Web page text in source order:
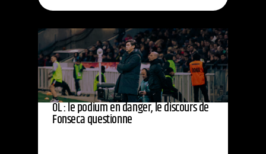
OL : le podium en danger, le discours de
Fonseca questionne